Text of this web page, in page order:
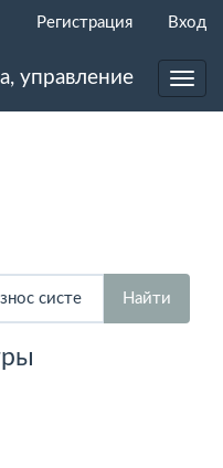
Регистрация Вход
управление